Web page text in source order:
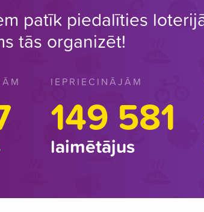
patīk piedalīties
tās organizēt!
IEPRIECINĀJĀM
149 581
laimētājus